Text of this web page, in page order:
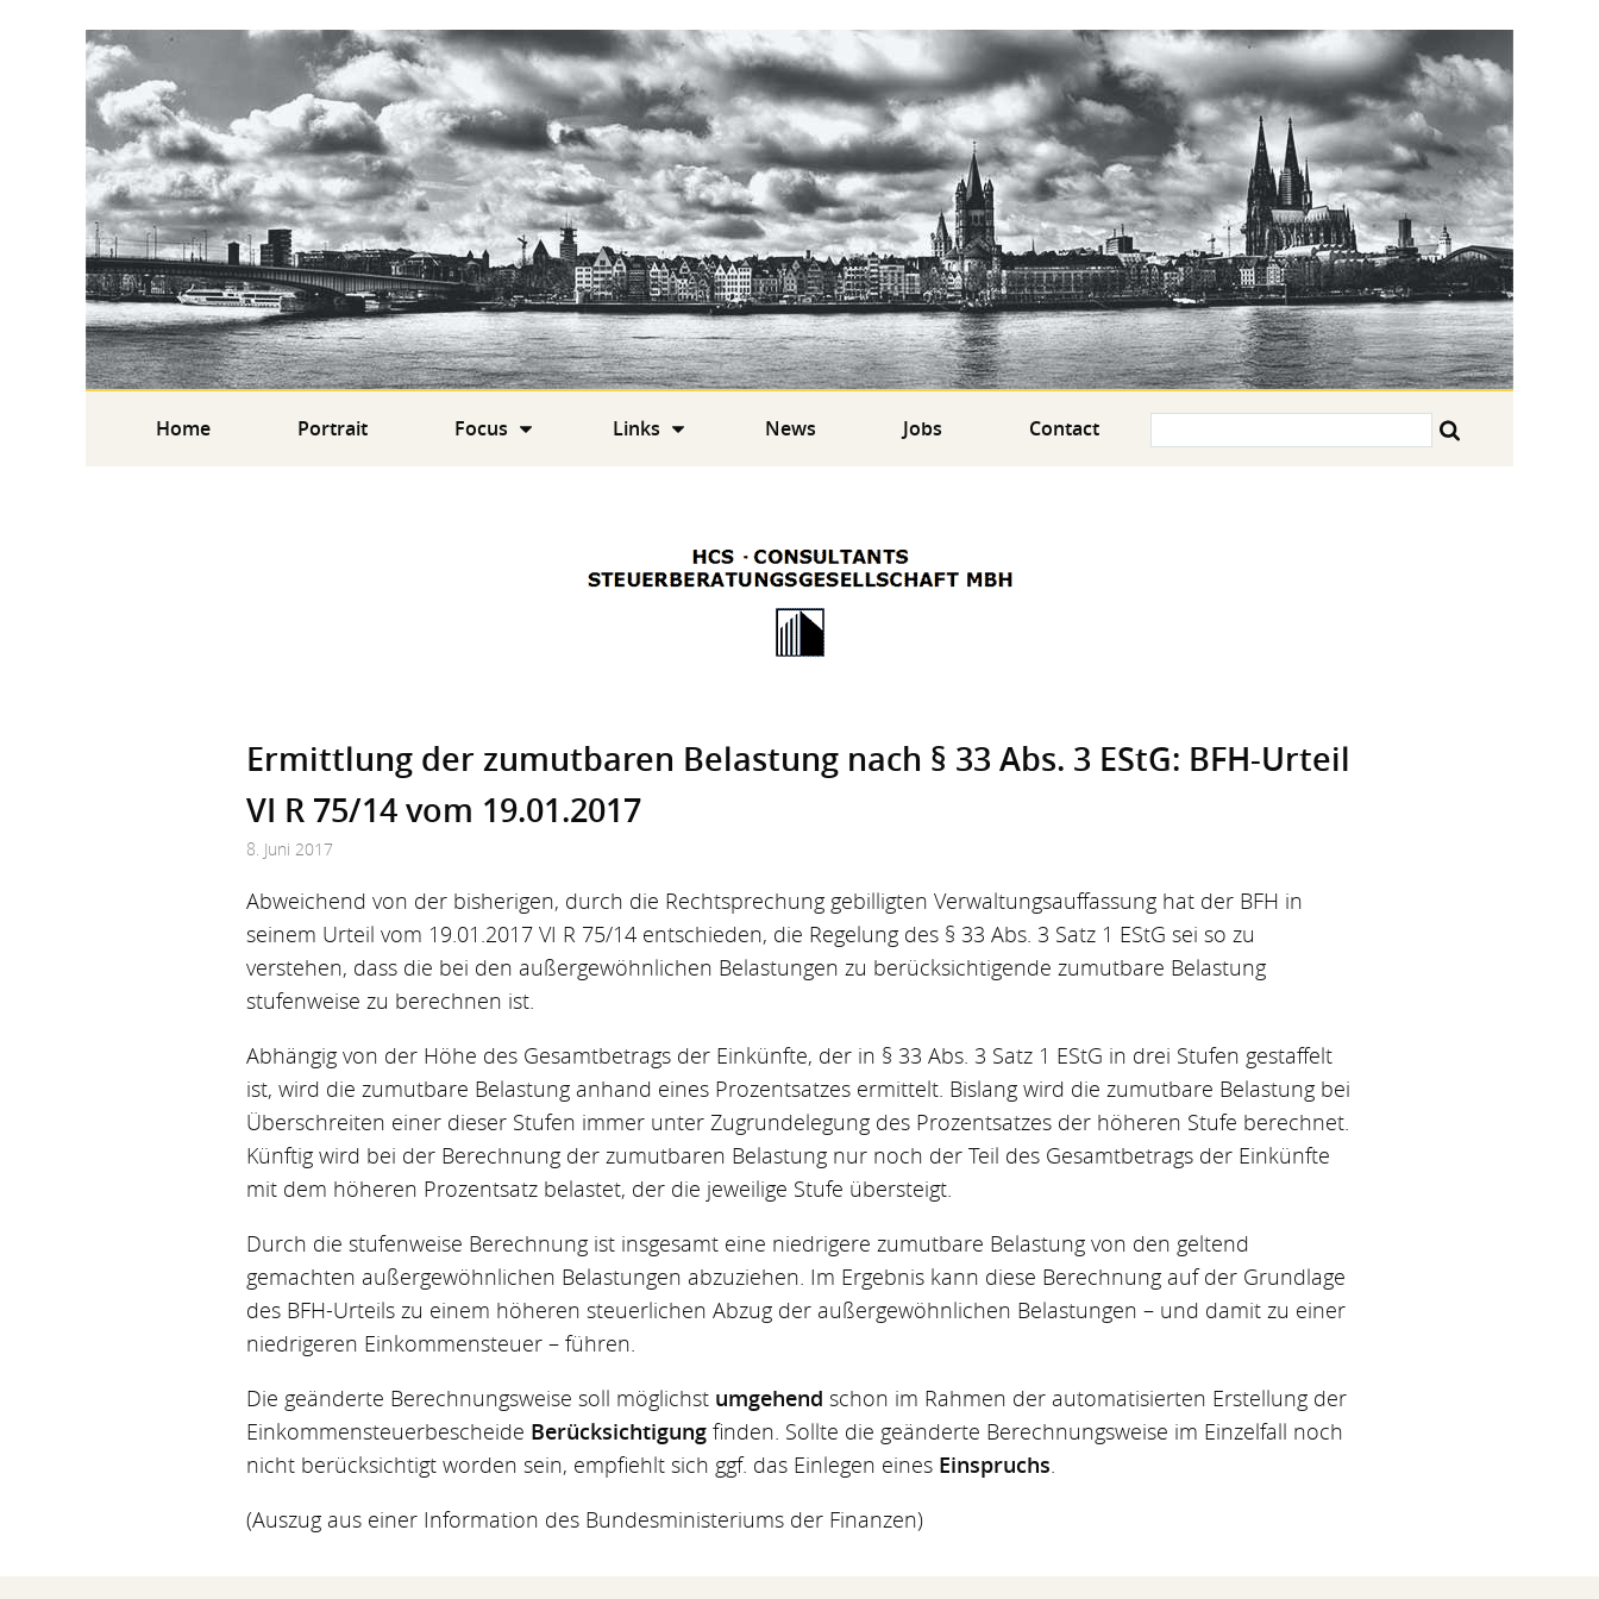
Home Portrait Focus Links News Jobs Contact
Ermittlung der zumutbaren Belastung nach § 33 Abs. 3 EStG: BFH-Urteil
VI R 75/14 vom 19.01.2017
8. Juni 2017
Abweichend von der bisherigen, durch die Rechtsprechung gebilligten Verwaltungsauffassung hat der BFH in
seinem Urteil vom 19.01.2017 VI R 75/14 entschieden, die Regelung des § 33 Abs. 3 Satz 1 EStG sei so zu
verstehen, dass die bei den außergewöhnlichen Belastungen zu berücksichtigende zumutbare Belastung
stufenweise zu berechnen ist.
Abhängig von der Höhe des Gesamtbetrags der Einkünfte, der in § 33 Abs. 3 Satz 1 EStG in drei Stufen gestaffelt
ist, wird die zumutbare Belastung anhand eines Prozentsatzes ermittelt. Bislang wird die zumutbare Belastung bei
Überschreiten einer dieser Stufen immer unter Zugrundelegung des Prozentsatzes der höheren Stufe berechnet.
Künftig wird bei der Berechnung der zumutbaren Belastung nur noch der Teil des Gesamtbetrags der Einkünfte
mit dem höheren Prozentsatz belastet, der die jeweilige Stufe übersteigt.
Durch die stufenweise Berechnung ist insgesamt eine niedrigere zumutbare Belastung von den geltend
gemachten außergewöhnlichen Belastungen abzuziehen. Im Ergebnis kann diese Berechnung auf der Grundlage
des BFH-Urteils zu einem höheren steuerlichen Abzug der außergewöhnlichen Belastungen – und damit zu einer
niedrigeren Einkommensteuer – führen.
Die geänderte Berechnungsweise soll möglichst umgehend schon im Rahmen der automatisierten Erstellung der
Einkommensteuerbescheide Berücksichtigung finden. Sollte die geänderte Berechnungsweise im Einzelfall noch
nicht berücksichtigt worden sein, empfiehlt sich ggf. das Einlegen eines Einspruchs.
(Auszug aus einer Information des Bundesministeriums der Finanzen)